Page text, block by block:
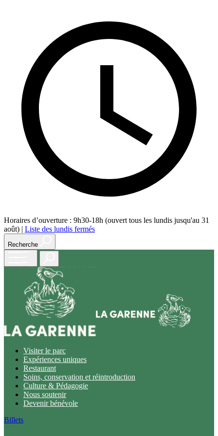
Horaires d’ouverture : 9h30-18h (ouvert tous les lundis jusqu'au 31
août) | Liste des lundis fermés
Recherche
menu
Visiter le parc
Expériences uniques
Restaurant
Soins, conservation et réintroduction
Culture & Pédagogie
Nous soutenir
Devenir bénévole
Billets